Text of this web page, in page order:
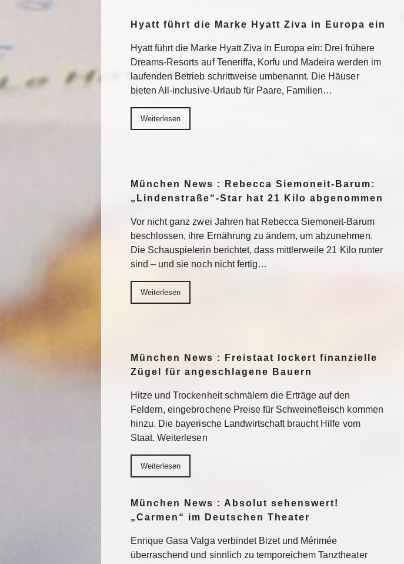
Hyatt führt die Marke Hyatt Ziva in Europa ein
Hyatt führt die Marke Hyatt Ziva in Europa ein: Drei frühere
Dreams-Resorts auf Teneriffa, Korfu und Madeira werden im
laufenden Betrieb schrittweise umbenannt. Die Häuser
bieten All-inclusive-Urlaub für Paare, Familien…
Weiterlesen
München News : Rebecca Siemoneit-Barum:
„Lindenstraße“-Star hat 21 Kilo abgenommen
Vor nicht ganz zwei Jahren hat Rebecca Siemoneit-Barum
beschlossen, ihre Ernährung zu ändern, um abzunehmen.
Die Schauspielerin berichtet, dass mittlerweile 21 Kilo runter
sind – und sie noch nicht fertig…
Weiterlesen
München News : Freistaat lockert finanzielle
Zügel für angeschlagene Bauern
Hitze und Trockenheit schmälern die Erträge auf den
Feldern, eingebrochene Preise für Schweinefleisch kommen
hinzu. Die bayerische Landwirtschaft braucht Hilfe vom
Staat. Weiterlesen
Weiterlesen
München News : Absolut sehenswert!
„Carmen“ im Deutschen Theater
Enrique Gasa Valga verbindet Bizet und Mérimée
überraschend und sinnlich zu temporeichem Tanztheater